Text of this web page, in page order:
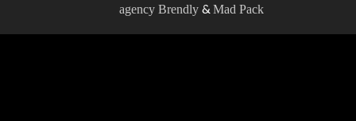
agency Brendly & Mad Pack